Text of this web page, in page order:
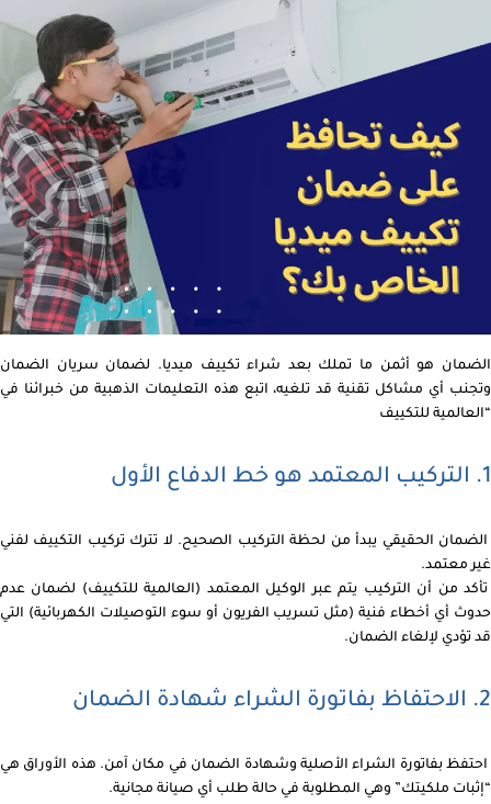
الضمان هو أثمن ما تملك بعد شراء تكييف ميديا. لضمان سريان الضمان
وتجنب أي مشاكل تقنية قد تلغيه، اتبع هذه التعليمات الذهبية من خبرائنا في
“العالمية للتكييف
1. التركيب المعتمد هو خط الدفاع الأول
الضمان الحقيقي يبدأ من لحظة التركيب الصحيح. لا تترك تركيب التكييف لفني
غير معتمد.
تأكد من أن التركيب يتم عبر الوكيل المعتمد (العالمية للتكييف) لضمان عدم
حدوث أي أخطاء فنية (مثل تسريب الفريون أو سوء التوصيلات الكهربائية) التي
قد تؤدي لإلغاء الضمان.
2. الاحتفاظ بفاتورة الشراء شهادة الضمان
احتفظ بفاتورة الشراء الأصلية وشهادة الضمان في مكان آمن. هذه الأوراق هي
“إثبات ملكيتك” وهي المطلوبة في حالة طلب أي صيانة مجانية.